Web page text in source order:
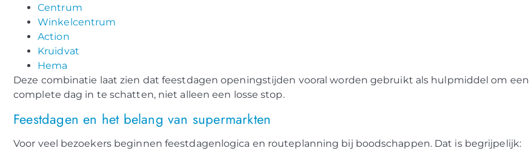
Centrum
Winkelcentrum
Action
Kruidvat
Hema
Deze combinatie laat zien dat feestdagen openingstijden vooral worden gebruikt als hulpmiddel om een
complete dag in te schatten, niet alleen een losse stop.
Feestdagen en het belang van supermarkten
Voor veel bezoekers beginnen feestdagenlogica en routeplanning bij boodschappen. Dat is begrijpelijk: